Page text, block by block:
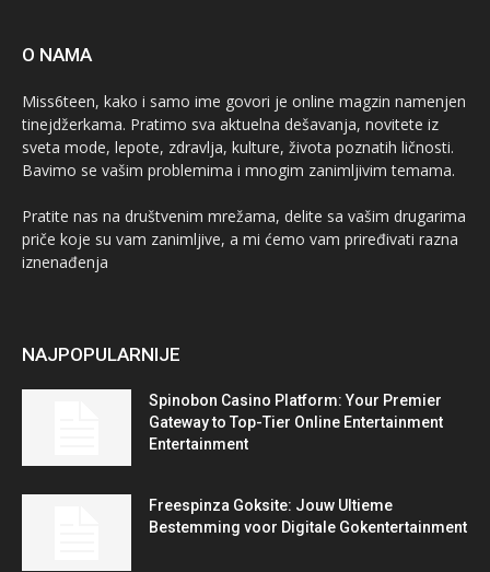
O NAMA
Miss6teen, kako i samo ime govori je online magzin namenjen
tinejdžerkama. Pratimo sva aktuelna dešavanja, novitete iz
sveta mode, lepote, zdravlja, kulture, života poznatih ličnosti.
Bavimo se vašim problemima i mnogim zanimljivim temama.
Pratite nas na društvenim mrežama, delite sa vašim drugarima
priče koje su vam zanimljive, a mi ćemo vam priređivati razna
iznenađenja
NAJPOPULARNIJE
Spinobon Casino Platform: Your Premier
Gateway to Top-Tier Online Entertainment
Entertainment
Freespinza Goksite: Jouw Ultieme
Bestemming voor Digitale Gokentertainment